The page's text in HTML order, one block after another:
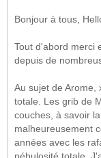
Bonjour à tous,
Tout d'abord merci
depuis de
Au sujet de Arome,
totale. Les grib de
couches, à savoir
malheureusement
années avec les